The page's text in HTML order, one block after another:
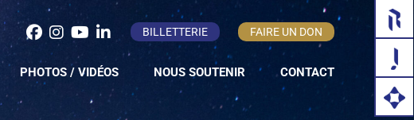
BILLETTERIE FAIRE UN DON
PHOTOS / VIDÉOS NOUS SOUTENIR CONTACT